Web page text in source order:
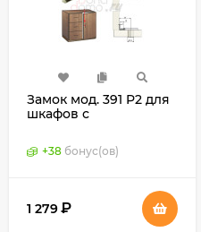
Замок мод. 391 P2 для
шкафов с
дверями, Lehmann,
Германия
+38 бонус(ов)
1 279₽